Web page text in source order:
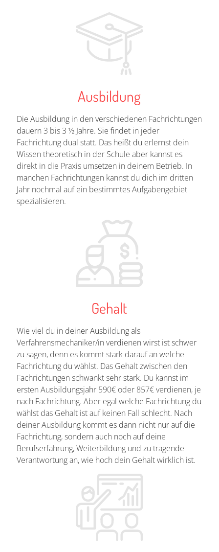
Ausbildung
Die Ausbildung in den verschiedenen Fachrichtungen
dauern 3 bis 3 ½ Jahre. Sie findet in jeder
Fachrichtung dual statt. Das heißt du erlernst dein
Wissen theoretisch in der Schule aber kannst es
direkt in die Praxis umsetzen in deinem Betrieb. In
manchen Fachrichtungen kannst du dich im dritten
Jahr nochmal auf ein bestimmtes Aufgabengebiet
spezialisieren.
Gehalt
Wie viel du in deiner Ausbildung als
Verfahrensmechaniker/in verdienen wirst ist schwer
zu sagen, denn es kommt stark darauf an welche
Fachrichtung du wählst. Das Gehalt zwischen den
Fachrichtungen schwankt sehr stark. Du kannst im
ersten Ausbildungsjahr 590€ oder 857€ verdienen, je
nach Fachrichtung. Aber egal welche Fachrichtung du
wählst das Gehalt ist auf keinen Fall schlecht. Nach
deiner Ausbildung kommt es dann nicht nur auf die
Fachrichtung, sondern auch noch auf deine
Berufserfahrung, Weiterbildung und zu tragende
Verantwortung an, wie hoch dein Gehalt wirklich ist.